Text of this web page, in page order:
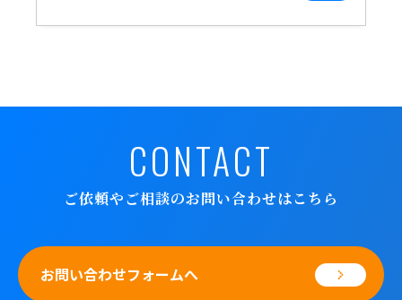
CONTACT
ご依頼やご相談のお問い合わせはこちら
お問い合わせフォームへ